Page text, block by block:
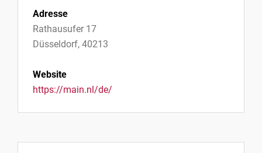
Adresse
Rathausufer 17
Düsseldorf, 40213
Website
https://main.nl/de/